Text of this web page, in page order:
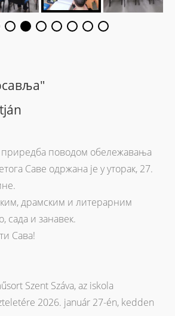
поводом обележавања
Саве одржана је у уторак, 27.
драмским и литерарним
сада и занавек.
Сава!
Szent Száva, az iskola
2026. január 27-én, kedden